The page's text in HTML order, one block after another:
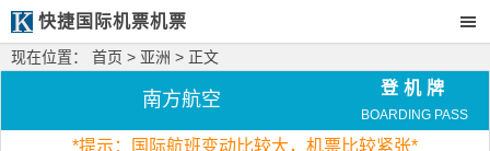
快捷国际机票机票
现在位置： 首页 > 亚洲 > 正文
南方航空
登机牌
BOARDING PASS
*提示：国际航班变动比较大， 机票比较紧张*